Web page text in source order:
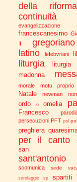
della
continuità
evangelizzazione
francescanesimo
II
gregoriano
latino lefebvriani
liturgia
madonna
morale
motu proprio
Natale newman
ordo
o omelia
Francesco
persecuzioni PFT pol
preghiera
per il canto
san
sant'antonio
scomunica sede
sondaggio sp spartiti